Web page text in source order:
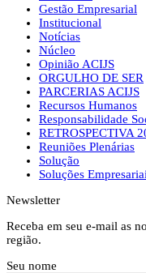
Gestão Empresarial
Institucional
Notícias
Núcleo
Opinião ACIJS
ORGULHO DE SER
PARCERIAS ACIJS
Recursos Humanos
Responsabilidade
RETROSPECTIVA
Reuniões Plenárias
Solução
Soluções
Newsletter
Receba em seu e-mail as
região.
Seu nome